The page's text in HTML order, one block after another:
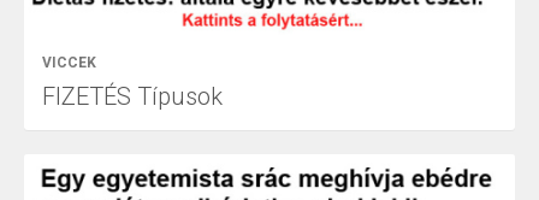
VICCEK
FIZETÉS Típusok